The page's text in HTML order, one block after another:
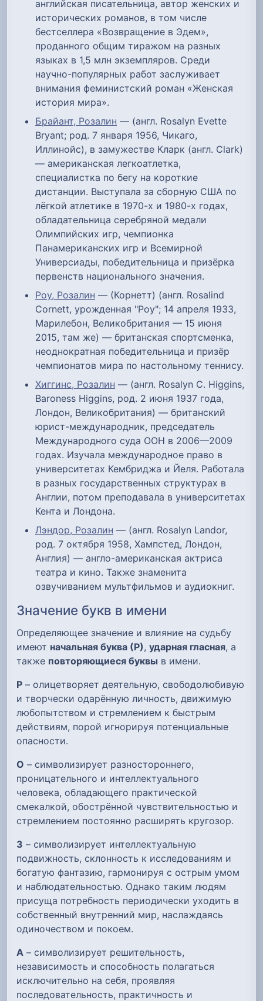
английская писательница, автор женских и
исторических романов, в том числе
бестселлера «Возвращение в Эдем»,
проданного общим тиражом на разных
языках в 1,5 млн экземпляров. Среди
научно-популярных работ заслуживает
внимания феминистский роман «Женская
история мира».
Брайант, Розалин — (англ. Rosalyn Evette
Bryant; род. 7 января 1956, Чикаго,
Иллинойс), в замужестве Кларк (англ. Clark)
— американская легкоатлетка,
специалистка по бегу на короткие
дистанции. Выступала за сборную США по
лёгкой атлетике в 1970-х и 1980-х годах,
обладательница серебряной медали
Олимпийских игр, чемпионка
Панамериканских игр и Всемирной
Универсиады, победительница и призёрка
первенств национального значения.
Роу, Розалин — (Корнетт) (англ. Rosalind
Cornett, урожденная "Роу"; 14 апреля 1933,
Марилебон, Великобритания — 15 июня
2015, там же) — британская спортсменка,
неоднократная победительница и призёр
чемпионатов мира по настольному теннису.
Хиггинс, Розалин — (англ. Rosalyn C. Higgins,
Baroness Higgins, род. 2 июня 1937 года,
Лондон, Великобритания) — британский
юрист-международник, председатель
Международного суда ООН в 2006—2009
годах. Изучала международное право в
университетах Кембриджа и Йеля. Работала
в разных государственных структурах в
Англии, потом преподавала в университетах
Кента и Лондона.
Лэндор, Розалин — (англ. Rosalyn Landor,
род. 7 октября 1958, Хампстед, Лондон,
Англия) — англо-американская актриса
театра и кино. Также знаменита
озвучиванием мультфильмов и аудиокниг.
Значение букв в имени
Определяющее значение и влияние на судьбу
имеют начальная буква (Р), ударная гласная, а
также повторяющиеся буквы в имени.
Р – олицетворяет деятельную, свободолюбивую
и творчески одарённую личность, движимую
любопытством и стремлением к быстрым
действиям, порой игнорируя потенциальные
опасности.
О – символизирует разностороннего,
проницательного и интеллектуального
человека, обладающего практической
смекалкой, обострённой чувствительностью и
стремлением постоянно расширять кругозор.
З – символизирует интеллектуальную
подвижность, склонность к исследованиям и
богатую фантазию, гармонируя с острым умом
и наблюдательностью. Однако таким людям
присуща потребность периодически уходить в
собственный внутренний мир, наслаждаясь
одиночеством и покоем.
А – символизирует решительность,
независимость и способность полагаться
исключительно на себя, проявляя
последовательность, практичность и